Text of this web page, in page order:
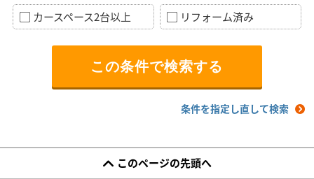
カースペース2台以上
リフォーム済み
条件を指定し直して検索
このページの先頭へ